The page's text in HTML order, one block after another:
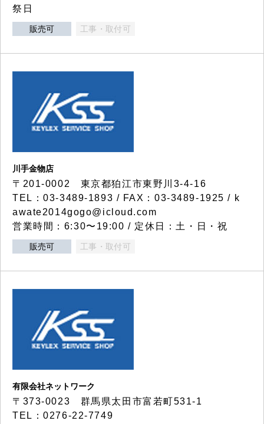
祭日
販売可 工事・取付可
川手金物店
〒201-0002 東京都狛江市東野川3-4-16
TEL：03-3489-1893 / FAX：03-3489-1925 / k
awate2014gogo@icloud.com
営業時間：6:30〜19:00 / 定休日：土・日・祝
販売可 工事・取付可
有限会社ネットワーク
〒373-0023 群馬県太田市富若町531-1
TEL：0276-22-7749